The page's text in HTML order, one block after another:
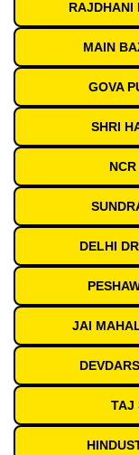
RAJDHANI
MAIN
GOVA
SHRI
DELHI
JAI
TAJ